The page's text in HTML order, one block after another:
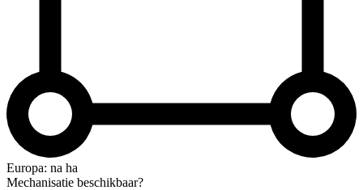
Europa: na ha
Mechanisatie beschikbaar?